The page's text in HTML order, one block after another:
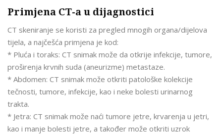
Primjena CT-a u dijagnostici
CT skeniranje se koristi za pregled mnogih organa/dijelova
tijela, a najčešća primjena je kod:
* Pluća i toraks: CT snimak može da otkrije infekcije, tumore,
proširenja krvnih suda (aneurizme) metastaze.
* Abdomen: CT snimak može otkriti patološke kolekcije
tečnosti, tumore, infekcije, kao i neke bolesti urinarnog
trakta.
* Jetra: CT snimak može naći tumore jetre, krvarenja u jetri,
kao i manje bolesti jetre, a također može otkriti uzrok